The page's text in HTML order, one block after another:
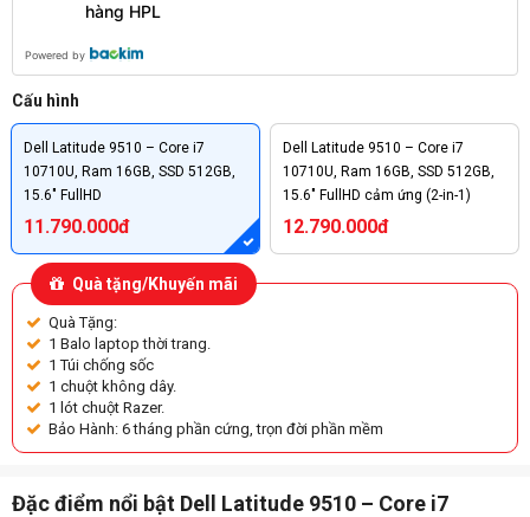
hàng HPL
Powered by
Cấu hình
Dell Latitude 9510 – Core i7
10710U, Ram 16GB, SSD 512GB,
15.6″ FullHD
11.790.000đ
Dell Latitude 9510 – Core i7
10710U, Ram 16GB, SSD 512GB,
15.6″ FullHD cảm ứng (2-in-1)
12.790.000đ
Quà tặng/Khuyến mãi
Quà Tặng:
1 Balo laptop thời trang.
1 Túi chống sốc
1 chuột không dây.
1 lót chuột Razer.
Bảo Hành: 6 tháng phần cứng, trọn đời phần mềm
Đặc điểm nổi bật Dell Latitude 9510 – Core i7